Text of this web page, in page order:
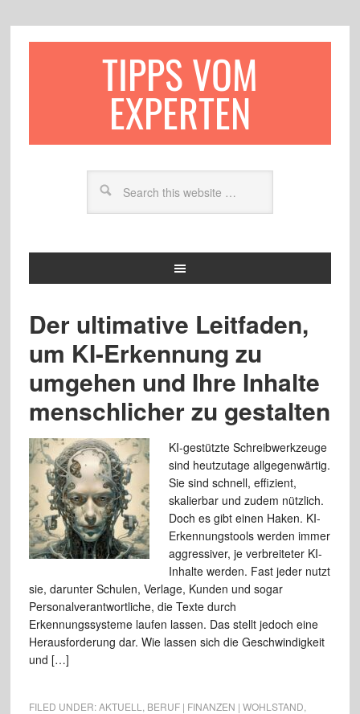
TIPPS VOM
EXPERTEN
Der ultimative Leitfaden,
um KI-Erkennung zu
umgehen und Ihre Inhalte
menschlicher zu gestalten
KI-gestützte Schreibwerkzeuge
sind heutzutage allgegenwärtig.
Sie sind schnell, effizient,
skalierbar und zudem nützlich.
Doch es gibt einen Haken. KI-
Erkennungstools werden immer
aggressiver, je verbreiteter KI-
Inhalte werden. Fast jeder nutzt
sie, darunter Schulen, Verlage, Kunden und sogar
Personalverantwortliche, die Texte durch
Erkennungssysteme laufen lassen. Das stellt jedoch eine
Herausforderung dar. Wie lassen sich die Geschwindigkeit
und […]
FILED UNDER:AKTUELL BERUF | FINANZEN | WOHLSTAND